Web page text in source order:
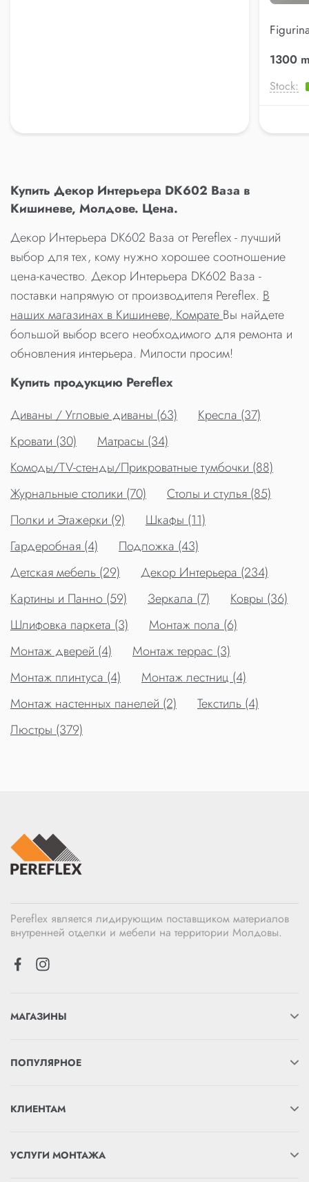
1300
Stock:
Купить Декор Интерьера DK602 Ваза в
Кишиневе, Молдове. Цена.
Декор Интерьера DK602 Ваза от Pereflex - лучший
выбор для тех, кому нужно хорошее соотношение
цена-качество. Декор Интерьера DK602 Ваза -
поставки напрямую от производителя Pereflex. В
наших магазинах в Кишиневе, КомратеВы найдете
большой выбор всего необходимого для ремонта и
обновления интерьера. Милости просим!
Купить продукцию Pereflex
Диваны / Угловые диваны (63)
Кресла (37)
Кровати (30)
Матрасы (34)
Комоды/TV-стенды/Прикроватные тумбочки (88)
Журнальные столики (70)
Столы и стулья (85)
Полки и Этажерки (9)
Шкафы (11)
Гардеробная (4)
Подложка (43)
Детская мебель (29)
Декор Интерьера (234)
Картины и Панно (59)
Зеркала (7)
Ковры (36)
Шлифовка паркета (3)
Монтаж пола (6)
Монтаж дверей (4)
Монтаж террас (3)
Монтаж плинтуса (4)
Монтаж лестниц (4)
Монтаж настенных панелей (2)
Текстиль (4)
Люстры (379)
Pereflex является лидирующим поставщиком материалов
внутренней отделки и мебели на территории Молдовы.
МАГАЗИНЫ
ПОПУЛЯРНОЕ
КЛИЕНТАМ
УСЛУГИ МОНТАЖА